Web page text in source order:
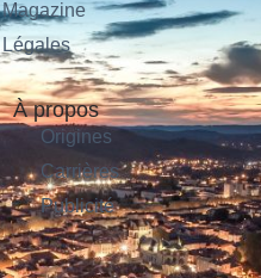
Magazine
Légales
À propos
Origines
Carrières
Publicité